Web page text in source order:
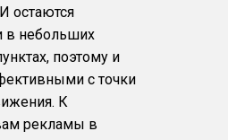
остаются
в небольших
поэтому и
с точки
К
рекламы в